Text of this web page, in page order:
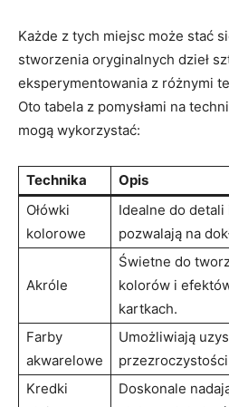
Każde ‍z tych miejsc ‌może ⁣stać
stworzenia oryginalnych ‍dzieł
eksperymentowania z różnymi
Oto tabela z pomysłami na
mogą wykorzystać:
Technika
Opis
Ołówki
kolorowe
Idealne⁢ do
pozwalają na
Akróle
Świetne⁢ do
⁣kolorów⁢ i
kartkach.
Farby
akwarelowe
Umożliwiają
Kredki⁤
Doskonale